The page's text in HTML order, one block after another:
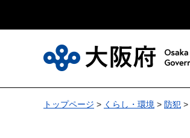
トップページ > くらし・環境 > 防犯 >